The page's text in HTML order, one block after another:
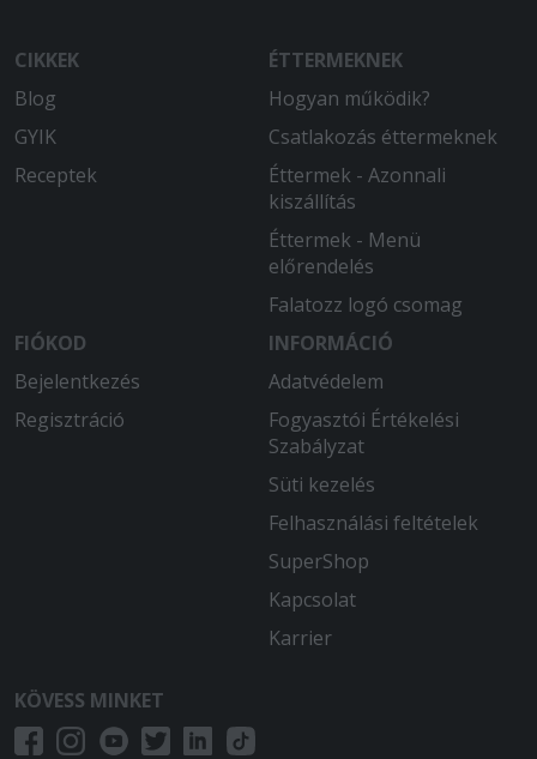
CIKKEK
Blog
GYIK
Receptek
ÉTTERMEKNEK
Hogyan működik?
Csatlakozás éttermeknek
Éttermek - Azonnali
kiszállítás
Éttermek - Menü
előrendelés
Falatozz logó csomag
FIÓKOD
Bejelentkezés
Regisztráció
INFORMÁCIÓ
Adatvédelem
Fogyasztói Értékelési
Szabályzat
Süti kezelés
Felhasználási feltételek
SuperShop
Kapcsolat
Karrier
KÖVESS MINKET